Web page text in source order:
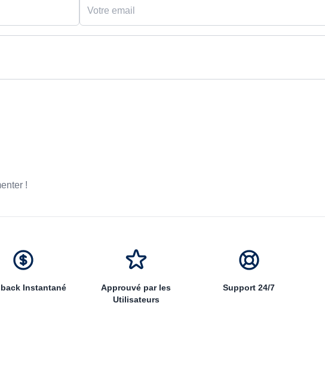
!
Instantané
Approuvé par les
Utilisateurs
Support 24/7